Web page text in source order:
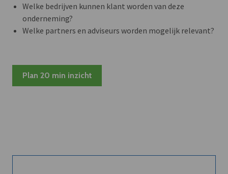
Welke bedrijven kunnen klant worden van deze
onderneming?
Welke partners en adviseurs worden mogelijk relevant?
Plan 20 min inzicht